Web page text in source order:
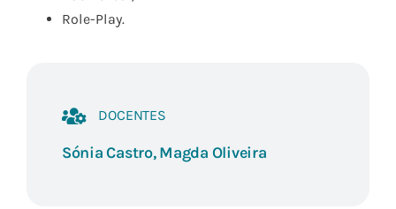
Role-Play.
DOCENTES
Sónia Castro,Magda Oliveira